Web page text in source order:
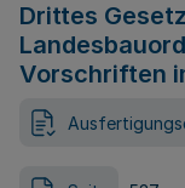
Drittes
Vorschriften